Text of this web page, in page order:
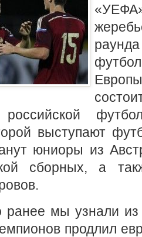
выступают
юниоры из
сборных, а
ранее мы узнали
продлил